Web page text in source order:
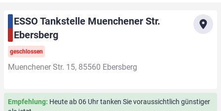
ESSO Tankstelle Muenchener Str.
Ebersberg
geschlossen
Muenchener Str. 15, 85560 Ebersberg
Empfehlung: Heute ab 06 Uhr tanken Sie voraussichtlich günstiger